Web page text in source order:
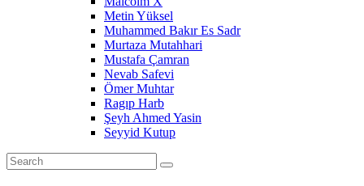
Metin Yüksel
Muhammed Bakır Es Sadr
Murtaza Mutahhari
Mustafa Çamran
Nevab Safevi
Ömer Muhtar
Ragıp Harb
Şeyh Ahmed Yasin
Seyyid Kutup